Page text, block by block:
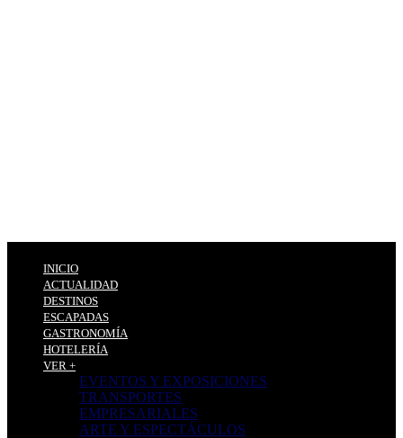
INICIO
ACTUALIDAD
DESTINOS
ESCAPADAS
GASTRONOMÍA
HOTELERÍA
VER +
EVENTOS Y EXPOSICIONES
TRANSPORTES
EMPRESARIALES
ARTE Y ESPECTÁCULOS